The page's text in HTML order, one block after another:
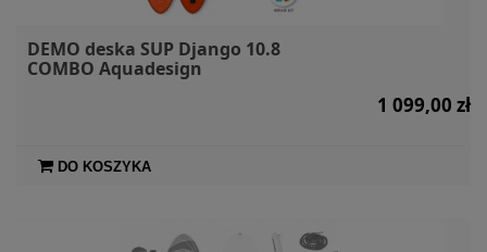
DEMO deska SUP Django 10.8
COMBO Aquadesign
1 099,00 zł
DO KOSZYKA